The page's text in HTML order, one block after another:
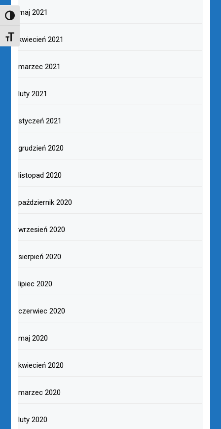
TOGGLE HIGH CONTRAST
TOGGLE FONT SIZE
maj 2021
kwiecień 2021
marzec 2021
luty 2021
styczeń 2021
grudzień 2020
listopad 2020
październik 2020
wrzesień 2020
sierpień 2020
lipiec 2020
czerwiec 2020
maj 2020
kwiecień 2020
marzec 2020
luty 2020